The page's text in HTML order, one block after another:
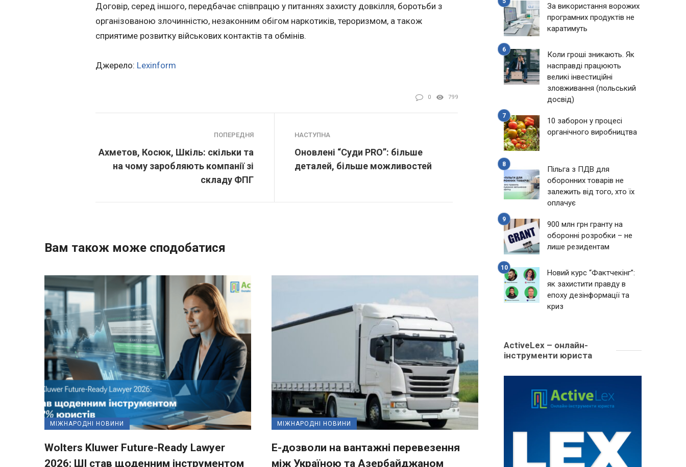
Договір, серед іншого, передбачає співпрацю у питаннях захисту довкілля, боротьби з
організованою злочинністю, незаконним обігом наркотиків, тероризмом, а також
сприятиме розвитку військових контактів та обмінів.
Джерело: Lexinform
0 799
ПОПЕРЕДНЯ
Ахметов, Косюк, Шкіль: скільки та
на чому заробляють компанії зі
складу ФПГ
НАСТУПНА
Оновлені “Суди PRO”: більше
деталей, більше можливостей
Вам також може сподобатися
МІЖНАРОДНІ НОВИНИ
Wolters Kluwer Future-Ready Lawyer
2026: ШІ став щоденним інструментом
МІЖНАРОДНІ НОВИНИ
Е-дозволи на вантажні перевезення
між Україною та Азербайджаном
За використання ворожих
програмних продуктів не
каратимуть
Коли гроші зникають. Як
насправді працюють
великі інвестиційні
зловживання (польський
досвід)
10 заборон у процесі
органічного виробництва
Пільга з ПДВ для
оборонних товарів не
залежить від того, хто їх
оплачує
900 млн грн гранту на
оборонні розробки – не
лише резидентам
Новий курс “Фактчекінг”:
як захистити правду в
епоху дезінформації та
криз
ActiveLex – онлайн-
інструменти юриста